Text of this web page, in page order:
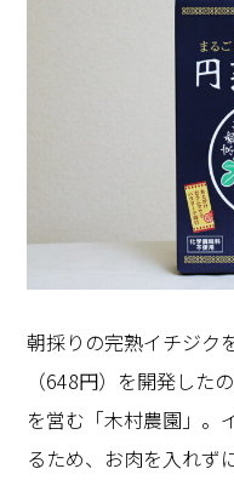
朝採りの完熟イチジク
（648円）を開発した
を営む「木村農園」。
るため、お肉を入れず